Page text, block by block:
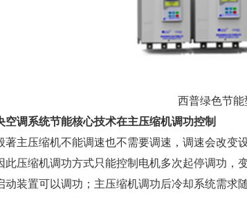
西普绿色节能型
调系统节能核心技术在主压缩机调功控制
压缩机不能调速也不需要调速，调速会改变
此压缩机调功方式只能控制电机多次起停调功，
动装置可以调功；主压缩机调功后冷却系统需求